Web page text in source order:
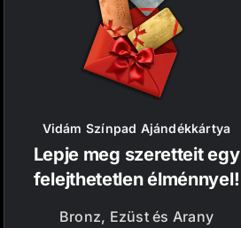
Vidám Színpad Ajándékkártya
Lepje meg szeretteit egy
felejthetetlen élménnyel!
Bronz, Ezüst és Arany